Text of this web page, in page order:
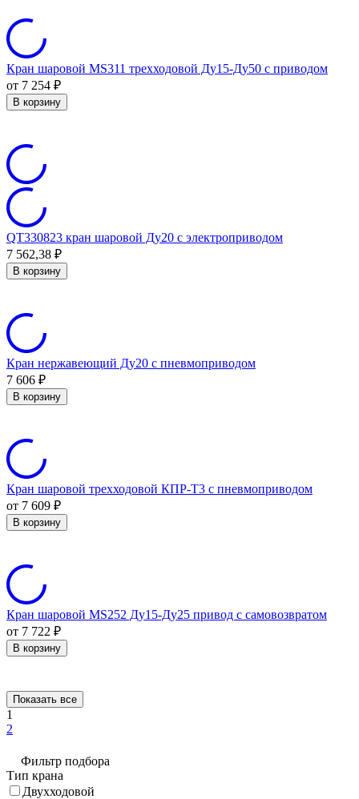
Кран шаровой MS311 трехходовой Ду15-Ду50 с приводом
от 7 254 ₽
В корзину
QT330823 кран шаровой Ду20 с электроприводом
7 562,38 ₽
В корзину
Кран нержавеющий Ду20 с пневмоприводом
7 606 ₽
В корзину
Кран шаровой трехходовой КПР-Т3 с пневмоприводом
от 7 609 ₽
В корзину
Кран шаровой MS252 Ду15-Ду25 привод с самовозвратом
от 7 722 ₽
В корзину
Показать все
1
2
Фильтр подбора
Тип крана
Двухходовой